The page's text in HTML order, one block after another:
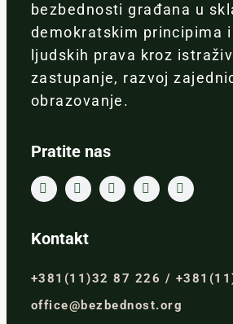
bezbednosti građana u
demokratskim principima
ljudskih prava kroz
zastupanje, razvoj
obrazovanje.
Pratite nas
Kontakt
+381(11)32 87 226 /
office@bezbednost.org